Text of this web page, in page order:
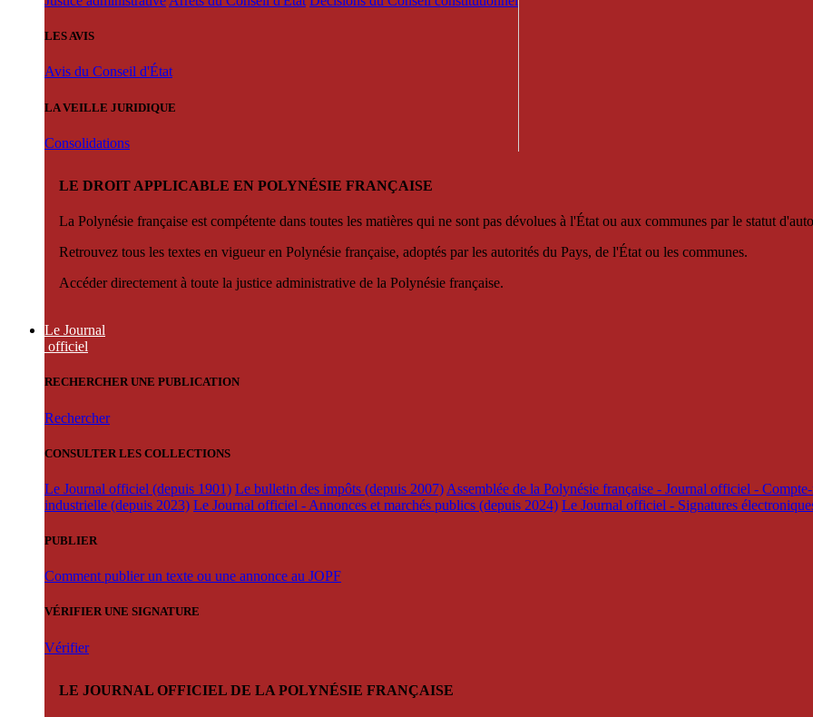
LES AVIS
Avis du Conseil d'État
LA VEILLE JURIDIQUE
Consolidations
LE DROIT APPLICABLE EN POLYNÉSIE FRANÇAISE
La Polynésie française est compétente dans toutes les matières qui ne sont pas dévolues à l'État ou aux communes par le statut
Retrouvez tous les textes en vigueur en Polynésie française, adoptés par les autorités du Pays, de l'État ou les communes.
Accéder directement à toute la justice administrative de la Polynésie française.
Le Journal
officiel
RECHERCHER UNE PUBLICATION
Rechercher
CONSULTER LES COLLECTIONS
Le Journal officiel (depuis 1901) Le bulletin des impôts (depuis 2007) Assemblée de la Polynésie française - Journal officiel -
industrielle (depuis 2023) Le Journal officiel - Annonces et marchés publics (depuis 2024) Le Journal officiel - Signatures
PUBLIER
Comment publier un texte ou une annonce au JOPF
VÉRIFIER UNE SIGNATURE
Vérifier
LE JOURNAL OFFICIEL DE LA POLYNÉSIE FRANÇAISE